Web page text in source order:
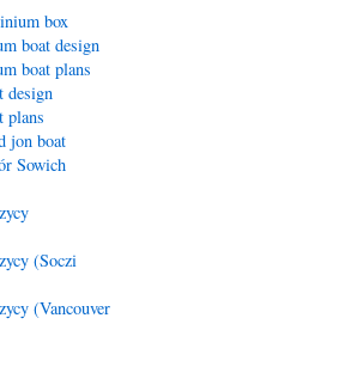
box
boat design
boat plans
design
plans
jon boat
Sowich
(Soczi
(Vancouver